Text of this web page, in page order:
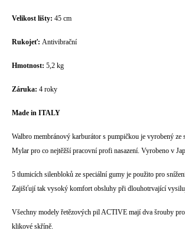
Velikost lišty: 45 cm
Rukojeť: Antivibrační
Hmotnost: 5,2 kg
Záruka: 4 roky
Made in ITALY
Walbro membránový karburátor s pumpičkou je vyrobený ze
Mylar pro co nejtěžší pracovní profi nasazení. Vyrobeno v
5 tlumicích silenbloků ze speciální gumy je použito pro
Zajišťují tak vysoký komfort obsluhy při dlouhotrvající
Všechny modely řetězových pil ACTIVE mají dva šrouby
klikové skříně.